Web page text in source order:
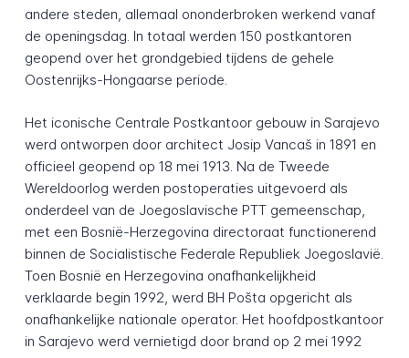
andere steden, allemaal ononderbroken werkend vanaf
de openingsdag. In totaal werden 150 postkantoren
geopend over het grondgebied tijdens de gehele
Oostenrijks-Hongaarse periode.
Het iconische Centrale Postkantoor gebouw in Sarajevo
werd ontworpen door architect Josip Vancaš in 1891 en
officieel geopend op 18 mei 1913. Na de Tweede
Wereldoorlog werden postoperaties uitgevoerd als
onderdeel van de Joegoslavische PTT gemeenschap,
met een Bosnië-Herzegovina directoraat functionerend
binnen de Socialistische Federale Republiek Joegoslavië.
Toen Bosnië en Herzegovina onafhankelijkheid
verklaarde begin 1992, werd BH Pošta opgericht als
onafhankelijke nationale operator. Het hoofdpostkantoor
in Sarajevo werd vernietigd door brand op 2 mei 1992